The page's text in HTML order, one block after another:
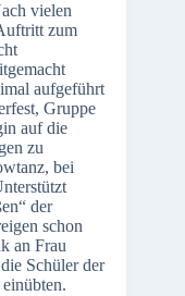
vielen
zum
aufgeführt
Gruppe
auf die
zu
bei
der
schon
an Frau
Schüler der